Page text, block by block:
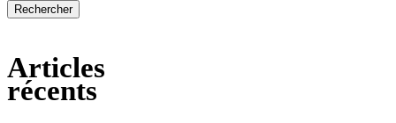
Articles
récents